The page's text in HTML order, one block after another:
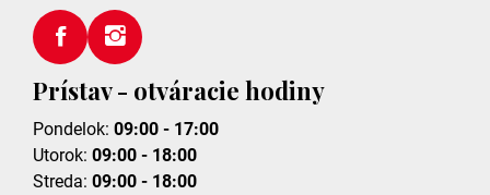
Prístav - otváracie hodiny
Pondelok: 09:00 - 17:00
Utorok: 09:00 - 18:00
Streda: 09:00 - 18:00